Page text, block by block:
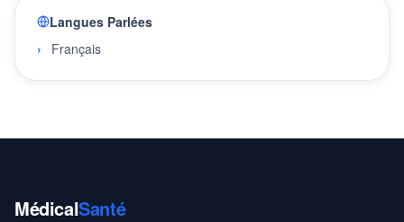
Langues Parlées
Français
MédicalSanté